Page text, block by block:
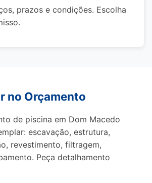
prazos e condições. Escolha
no Orçamento
de piscina em Dom Macedo
escavação, estrutura,
revestimento, filtragem,
Peça detalhamento